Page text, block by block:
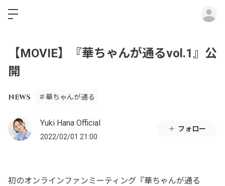
【MOVIE】『華ちゃんが通るvol.1』公
開
NEWS ＃華ちゃんが通る
Yuki Hana Official
2022/02/01 21:00
フォロー
初のオンラインファンミーティング『華ちゃんが通る